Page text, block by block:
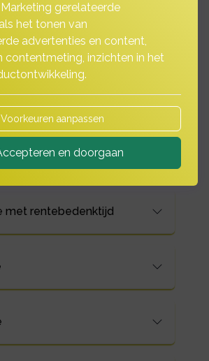
met rentebedenktijd
gerelateerde
het tonen van
advertenties en content,
contentmeting, inzichten in het
Voorkeuren aanpassen
en doorgaan